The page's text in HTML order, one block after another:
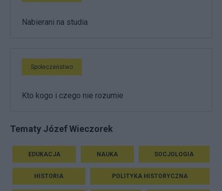
Nabierani na studia
Społeczeństwo
Kto kogo i czego nie rozumie
Tematy Józef Wieczorek
EDUKACJA NAUKA SOCJOLOGIA
HISTORIA POLITYKA HISTORYCZNA